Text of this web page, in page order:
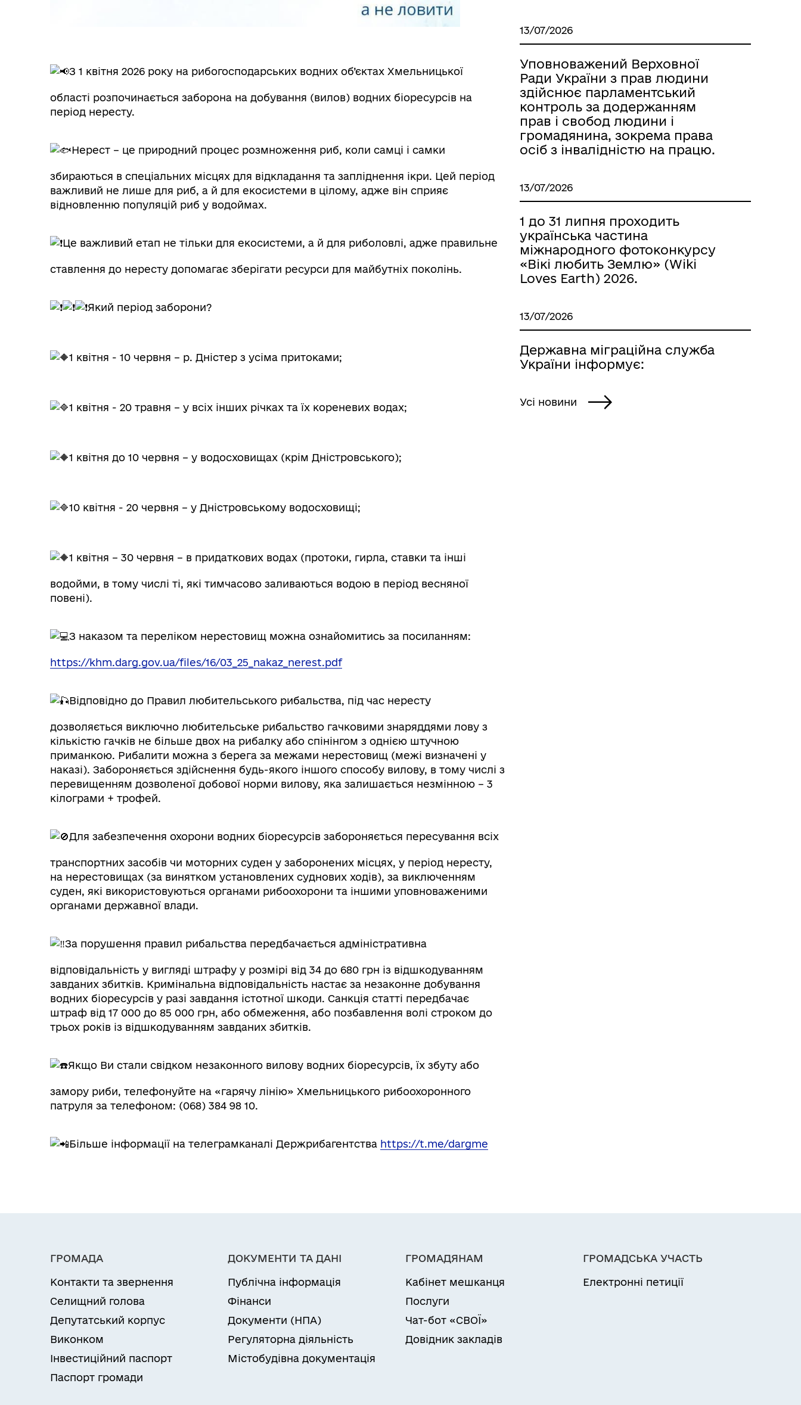
З 1 квітня 2026 року на рибогосподарських водних об’єктах Хмельницької
області розпочинається заборона на добування (вилов) водних біоресурсів на
період нересту.
Нерест – це природний процес розмноження риб, коли самці і самки
збираються в спеціальних місцях для відкладання та запліднення ікри. Цей період
важливий не лише для риб, а й для екосистеми в цілому, адже він сприяє
відновленню популяцій риб у водоймах.
Це важливий етап не тільки для екосистеми, а й для риболовлі, адже правильне
ставлення до нересту допомагає зберігати ресурси для майбутніх поколінь.
Який період заборони?
1 квітня - 10 червня – р. Дністер з усіма притоками;
1 квітня - 20 травня – у всіх інших річках та їх кореневих водах;
1 квітня до 10 червня – у водосховищах (крім Дністровського);
10 квітня - 20 червня – у Дністровському водосховищі;
1 квітня – 30 червня – в придаткових водах (протоки, гирла, ставки та інші
водойми, в тому числі ті, які тимчасово заливаються водою в період весняної
повені).
З наказом та переліком нерестовищ можна ознайомитись за посиланням:
https://khm.darg.gov.ua/files/16/03_25_nakaz_nerest.pdf
Відповідно до Правил любительського рибальства, під час нересту
дозволяється виключно любительське рибальство гачковими знаряддями лову з
кількістю гачків не більше двох на рибалку або спінінгом з однією штучною
приманкою. Рибалити можна з берега за межами нерестовищ (межі визначені у
наказі). Забороняється здійснення будь-якого іншого способу вилову, в тому числі з
перевищенням дозволеної добової норми вилову, яка залишається незмінною – 3
кілограми + трофей.
Для забезпечення охорони водних біоресурсів забороняється пересування всіх
транспортних засобів чи моторних суден у заборонених місцях, у період нересту,
на нерестовищах (за винятком установлених суднових ходів), за виключенням
суден, які використовуються органами рибоохорони та іншими уповноваженими
органами державної влади.
За порушення правил рибальства передбачається адміністративна
відповідальність у вигляді штрафу у розмірі від 34 до 680 грн із відшкодуванням
завданих збитків. Кримінальна відповідальність настає за незаконне добування
водних біоресурсів у разі завдання істотної шкоди. Санкція статті передбачає
штраф від 17 000 до 85 000 грн, або обмеження, або позбавлення волі строком до
трьох років із відшкодуванням завданих збитків.
Якщо Ви стали свідком незаконного вилову водних біоресурсів, їх збуту або
замору риби, телефонуйте на «гарячу лінію» Хмельницького рибоохоронного
патруля за телефоном: (068) 384 98 10.
Більше інформації на телеграмканалі Держрибагентства https://t.me/dargme
13/07/2026
Уповноважений Верховної
Ради України з прав людини
здійснює парламентський
контроль за додержанням
прав і свобод людини і
громадянина, зокрема права
осіб з інвалідністю на працю.
13/07/2026
1 до 31 липня проходить
українська частина
міжнародного фотоконкурсу
«Вікі любить Землю» (Wiki
Loves Earth) 2026.
13/07/2026
Державна міграційна служба
України інформує:
Усі новини
ГРОМАДА
Контакти та звернення
Селищний голова
Депутатський корпус
Виконком
Інвестиційний паспорт
Паспорт громади
ДОКУМЕНТИ ТА ДАНІ
Публічна інформація
Фінанси
Документи (НПА)
Регуляторна діяльність
Містобудівна документація
ГРОМАДЯНАМ
Кабінет мешканця
Послуги
Чат-бот «СВОЇ»
Довідник закладів
ГРОМАДСЬКА УЧАСТЬ
Електронні петиції